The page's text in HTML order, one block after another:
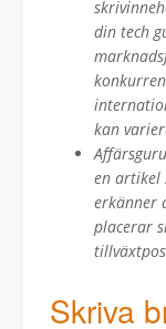
din tech
kan
en artikel
erkänner
placerar
Skriva